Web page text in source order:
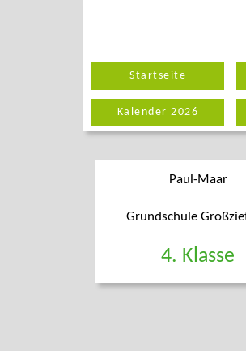
Startseite
Kalender 2026
Paul-Maar
Grundschule
4. Klasse